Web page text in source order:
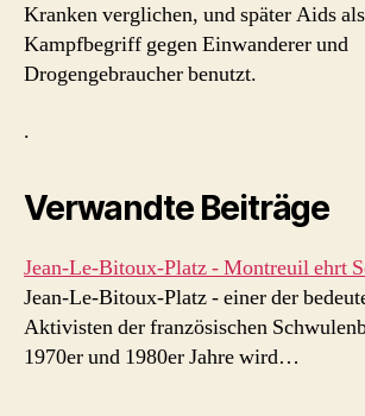
Kranken verglichen, und später Aids
Kampfbegriff gegen Einwanderer und
Drogengebraucher benutzt.
.
Verwandte Beiträge
Jean-Le-Bitoux-Platz - Montreuil ehrt
Jean-Le-Bitoux-Platz - einer der
Aktivisten der französischen
1970er und 1980er Jahre wird…